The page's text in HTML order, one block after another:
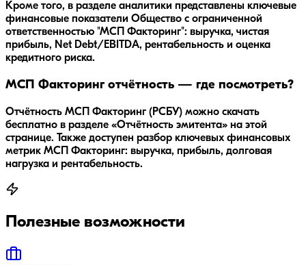
Кроме того, в разделе аналитики представлены ключевые
финансовые показатели Общество с ограниченной
ответственностью "МСП Факторинг": выручка, чистая
прибыль, Net Debt/EBITDA, рентабельность и оценка
кредитного риска.
МСП Факторинг отчётность — где посмотреть?
Отчётность МСП Факторинг (РСБУ) можно скачать
бесплатно в разделе «Отчётность эмитента» на этой
странице. Также доступен разбор ключевых финансовых
метрик МСП Факторинг: выручка, прибыль, долговая
нагрузка и рентабельность.
Полезные возможности